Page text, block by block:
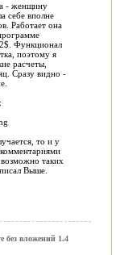
- женщину
себе вполне
Работает она
Функционал
поэтому я
расчеты,
Сразу видно -
то и у
таких
Выше.
без вложений 1.4